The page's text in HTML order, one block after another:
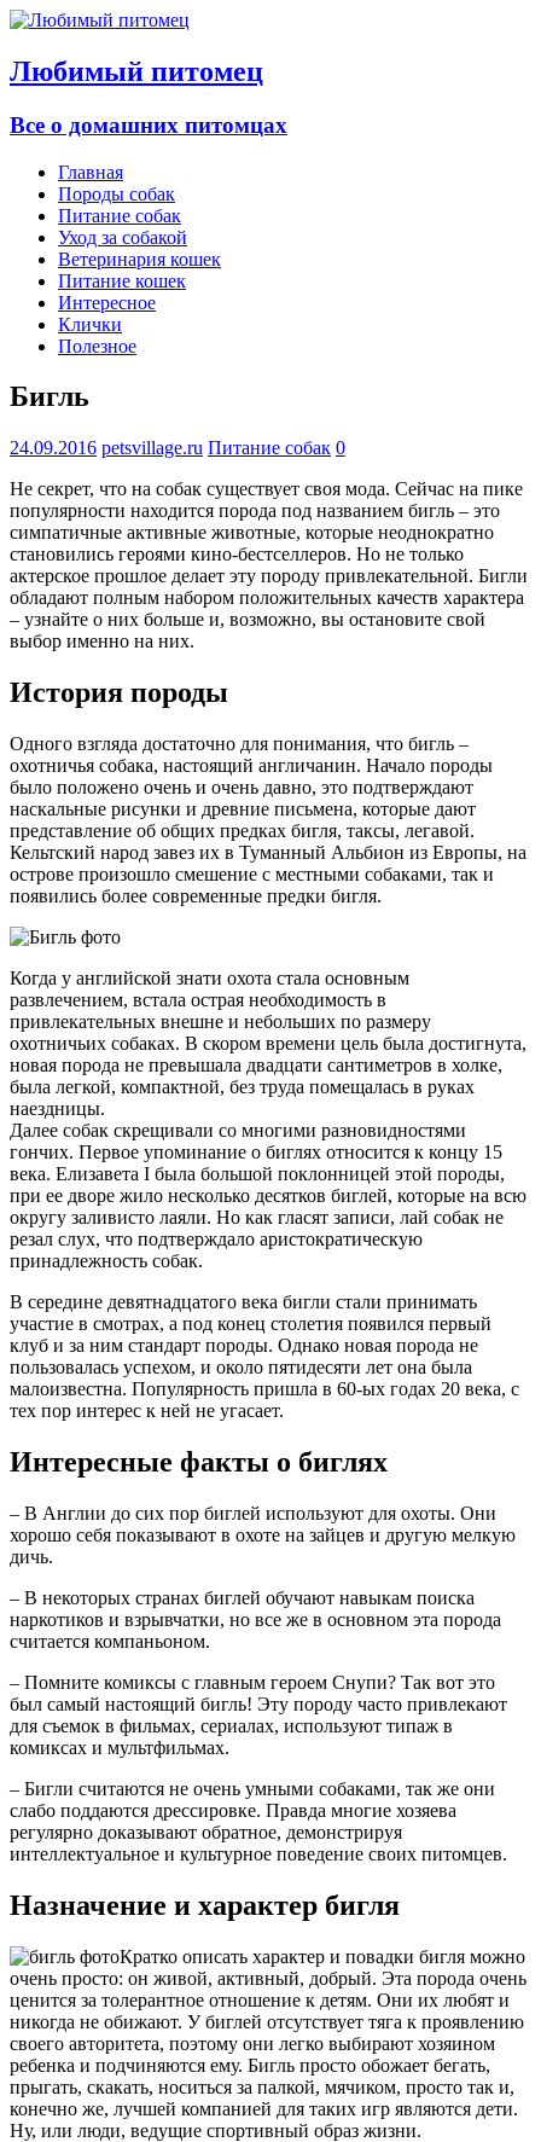
Любимый питомец
Все о домашних питомцах
Главная
Породы собак
Питание собак
Уход за собакой
Ветеринария кошек
Питание кошек
Интересное
Клички
Полезное
Бигль
24.09.2016 petsvillage.ru Питание собак 0
Не секрет, что на собак существует своя мода. Сейчас на пике
популярности находится порода под названием бигль – это
симпатичные активные животные, которые неоднократно
становились героями кино-бестселлеров. Но не только
актерское прошлое делает эту породу привлекательной. Бигли
обладают полным набором положительных качеств характера
– узнайте о них больше и, возможно, вы остановите свой
выбор именно на них.
История породы
Одного взгляда достаточно для понимания, что бигль –
охотничья собака, настоящий англичанин. Начало породы
было положено очень и очень давно, это подтверждают
наскальные рисунки и древние письмена, которые дают
представление об общих предках бигля, таксы, легавой.
Кельтский народ завез их в Туманный Альбион из Европы, на
острове произошло смешение с местными собаками, так и
появились более современные предки бигля.
Когда у английской знати охота стала основным
развлечением, встала острая необходимость в
привлекательных внешне и небольших по размеру
охотничьих собаках. В скором времени цель была достигнута,
новая порода не превышала двадцати сантиметров в холке,
была легкой, компактной, без труда помещалась в руках
наездницы.
Далее собак скрещивали со многими разновидностями
гончих. Первое упоминание о биглях относится к концу 15
века. Елизавета I была большой поклонницей этой породы,
при ее дворе жило несколько десятков биглей, которые на всю
округу заливисто лаяли. Но как гласят записи, лай собак не
резал слух, что подтверждало аристократическую
принадлежность собак.
В середине девятнадцатого века бигли стали принимать
участие в смотрах, а под конец столетия появился первый
клуб и за ним стандарт породы. Однако новая порода не
пользовалась успехом, и около пятидесяти лет она была
малоизвестна. Популярность пришла в 60-ых годах 20 века, с
тех пор интерес к ней не угасает.
Интересные факты о биглях
– В Англии до сих пор биглей используют для охоты. Они
хорошо себя показывают в охоте на зайцев и другую мелкую
дичь.
– В некоторых странах биглей обучают навыкам поиска
наркотиков и взрывчатки, но все же в основном эта порода
считается компаньоном.
– Помните комиксы с главным героем Снупи? Так вот это
был самый настоящий бигль! Эту породу часто привлекают
для съемок в фильмах, сериалах, используют типаж в
комиксах и мультфильмах.
– Бигли считаются не очень умными собаками, так же они
слабо поддаются дрессировке. Правда многие хозяева
регулярно доказывают обратное, демонстрируя
интеллектуальное и культурное поведение своих питомцев.
Назначение и характер бигля
Кратко описать характер и повадки бигля можно
очень просто: он живой, активный, добрый. Эта порода очень
ценится за толерантное отношение к детям. Они их любят и
никогда не обижают. У биглей отсутствует тяга к проявлению
своего авторитета, поэтому они легко выбирают хозяином
ребенка и подчиняются ему. Бигль просто обожает бегать,
прыгать, скакать, носиться за палкой, мячиком, просто так и,
конечно же, лучшей компанией для таких игр являются дети.
Ну, или люди, ведущие спортивный образ жизни.